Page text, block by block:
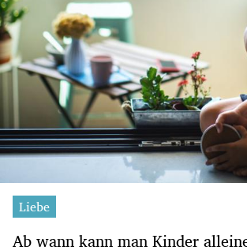
Liebe
Ab wann kann man Kinder